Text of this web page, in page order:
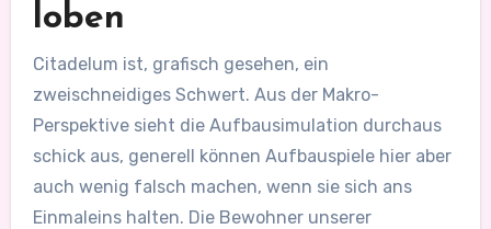
loben
Citadelum ist, grafisch gesehen, ein
zweischneidiges Schwert. Aus der Makro-
Perspektive sieht die Aufbausimulation durchaus
schick aus, generell können Aufbauspiele hier aber
auch wenig falsch machen, wenn sie sich ans
Einmaleins halten. Die Bewohner unserer